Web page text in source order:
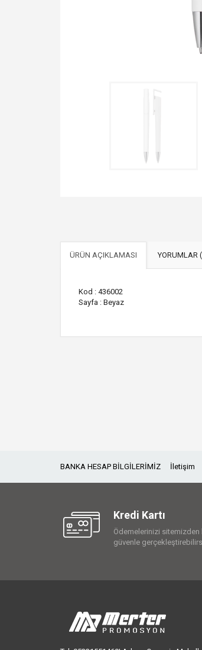
ÜRÜN AÇIKLAMASI YORUMLAR
Kod : 436002
Sayfa : Beyaz
BANKA HESAP BİLGİLERİMİZ İletişim
Kredi Kartı
Ödemelerinizi sitemizden
güvenle